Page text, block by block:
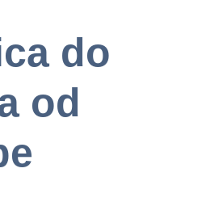
do
od